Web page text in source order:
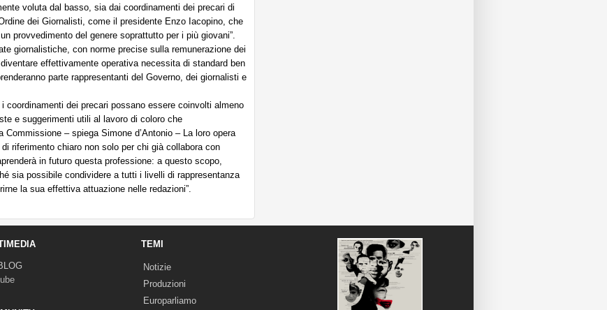
voluta dal basso, sia dai coordinamenti dei precari di
dei Giornalisti, come il presidente Enzo Iacopino, che
provvedimento del genere soprattutto per i più giovani”.
giornalistiche, con norme precise sulla remunerazione dei
effettivamente operativa necessita di standard ben
parte rappresentanti del Governo, dei giornalisti e
coordinamenti dei precari possano essere coinvolti almeno
e suggerimenti utili al lavoro di coloro che
Commissione – spiega Simone d’Antonio – La loro opera
riferimento chiaro non solo per chi già collabora con
in futuro questa professione: a questo scopo,
sia possibile condividere a tutti i livelli di rappresentanza
la sua effettiva attuazione nelle redazioni”.
TEMI
Notizie
Produzioni
Europarliamo